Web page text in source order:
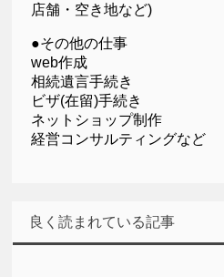
店舗・空き地など)
●その他の仕事
web作成
相続遺言手続き
ビザ(在留)手続き
ネットショップ制作
経営コンサルティングなど
良く読まれている記事